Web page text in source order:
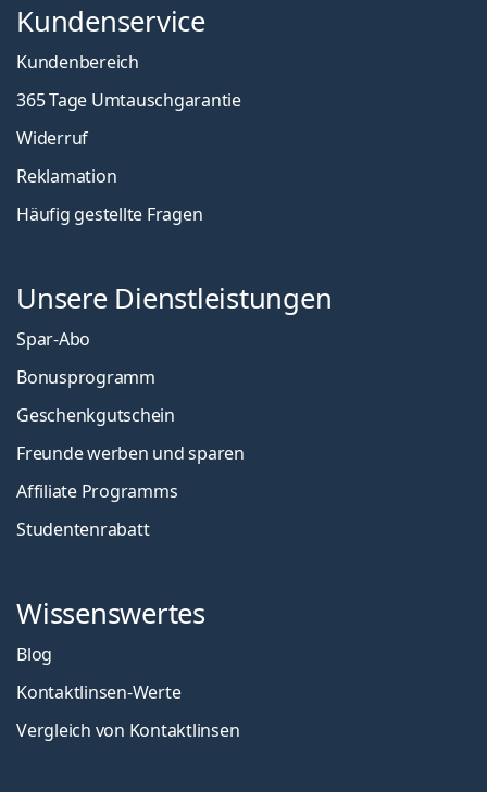
Kundenservice
Kundenbereich
365 Tage Umtauschgarantie
Widerruf
Reklamation
Häufig gestellte Fragen
Unsere Dienstleistungen
Spar-Abo
Bonusprogramm
Geschenkgutschein
Freunde werben und sparen
Affiliate Programms
Studentenrabatt
Wissenswertes
Blog
Kontaktlinsen-Werte
Vergleich von Kontaktlinsen